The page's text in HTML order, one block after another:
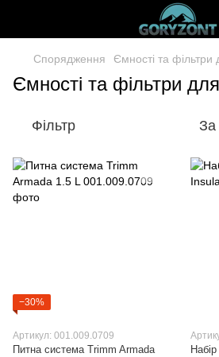
Спорядження Ємності та фільтри
Ємності та фільтри
Фільтр За
−30%
Артикул: 001.009.0709
Питна система Trimm Armada